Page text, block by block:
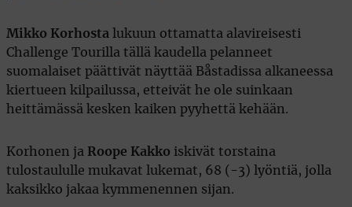
Mikko Korhosta lukuun ottamatta alavireisesti
Challenge Tourilla tällä kaudella pelanneet
suomalaiset päättivät näyttää Båstadissa alkaneessa
kiertueen kilpailussa, etteivät he ole suinkaan
heittämässä kesken kaiken pyyhettä kehään.
Korhonen ja Roope Kakko iskivät torstaina
tulostaululle mukavat lukemat, 68 (-3) lyöntiä, jolla
kaksikko jakaa kymmenennen sijan.